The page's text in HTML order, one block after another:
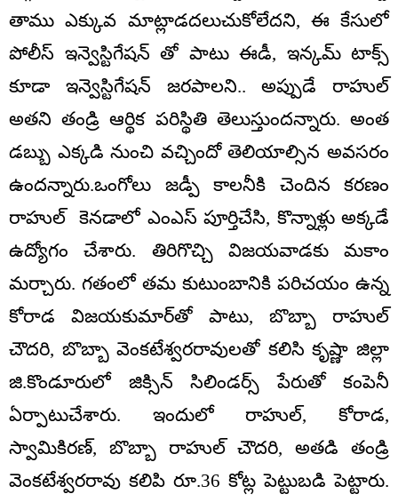
తాము ఎక్కువ మాట్లాడదలుచుకోలేదని, ఈ కేసులో
పోలీస్ ఇన్వెస్టిగేషన్ తో పాటు ఈడీ, ఇన్కమ్ టాక్స్
కూడా ఇన్వెస్టిగేషన్ జరపాలని.. అప్పుడే రాహుల్
అతని తండ్రి ఆర్థిక పరిస్థితి తెలుస్తుందన్నారు. అంత
డబ్బు ఎక్కడి నుంచి వచ్చిందో తెలియాల్సిన అవసరం
ఉందన్నారు.ఒంగోలు జడ్పీ కాలనీకి చెందిన కరణం
రాహుల్‌ కెనడాలో ఎంఎస్‌ పూర్తిచేసి, కొన్నాళ్లు అక్కడే
ఉద్యోగం చేశారు. తిరిగొచ్చి విజయవాడకు మకాం
మర్చారు. గతంలో తమ కుటుంబానికి పరిచయం ఉన్న
కోరాడ విజయకుమార్‌తో పాటు, బొబ్బా రాహుల్‌
చౌదరి, బొబ్బా వెంకటేశ్వరరావులతో కలిసి కృష్ణా జిల్లా
జి.కొండూరులో జిక్సిన్‌ సిలిండర్స్‌ పేరుతో కంపెనీ
ఏర్పాటుచేశారు. ఇందులో రాహుల్‌, కోరాడ,
స్వామికిరణ్‌, బొబ్బా రాహుల్‌ చౌదరి, అతడి తండ్రి
వెంకటేశ్వరరావు కలిపి రూ.36 కోట్ల పెట్టుబడి పెట్టారు.